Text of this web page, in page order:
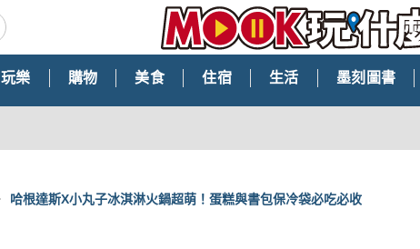
玩樂 購物 美食 住宿 生活 墨刻圖書
哈根達斯X小丸子冰淇淋火鍋超萌！蛋糕與書包保冷袋必吃必收